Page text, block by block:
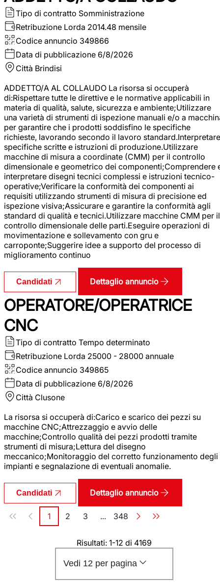
Tipo di contratto Somministrazione
Retribuzione Lorda 2014.48 mensile
Codice annuncio 349866
Data di pubblicazione 6/8/2026
Città Brindisi
ADDETTO/A AL COLLAUDO La risorsa si occuperà
di:Rispettare tutte le direttive e le normative applicabili in
materia di qualità, salute, sicurezza e ambiente;Utilizzare
una varietà di strumenti di ispezione manuali e/o a
per garantire che i prodotti soddisfino le specifiche
richieste, lavorando secondo il lavoro standard.Interpretare
specifiche scritte e istruzioni di produzione.Utilizzare
macchine di misura a coordinate (CMM) per il controllo
dimensionale e geometrico dei componenti;Comprendere
interpretare disegni tecnici complessi e istruzioni tecnico-
operative;Verificare la conformità dei componenti ai
requisiti utilizzando strumenti di misura di precisione ed
ispezione visiva;Assicurare e garantire la conformità agli
standard di qualità e tecnici.Utilizzare macchine CMM per il
controllo dimensionale delle parti.Eseguire operazioni di
movimentazione e sollevamento con gru e
carroponte;Suggerire idee a supporto del processo di
miglioramento continuo
Candidati Dettaglio annuncio
OPERATORE/OPERATRICE
CNC
Tipo di contratto Tempo determinato
Retribuzione Lorda 25000 - 28000 annuale
Codice annuncio 349865
Data di pubblicazione 6/8/2026
Città Clusone
La risorsa si occuperà di:Carico e scarico dei pezzi su
macchine CNC;Attrezzaggio e avvio delle
macchine;Controllo qualità dei pezzi prodotti tramite
strumenti di misura;Lettura del disegno
meccanico;Monitoraggio del corretto funzionamento degli
impianti e segnalazione di eventuali anomalie.
Candidati Dettaglio annuncio
Paginazione
Pagina
1 Pagina
2 Pagina
3 ... Pagina
348
Risultati: 1-12 di 4169
Vedi 12 per pagina